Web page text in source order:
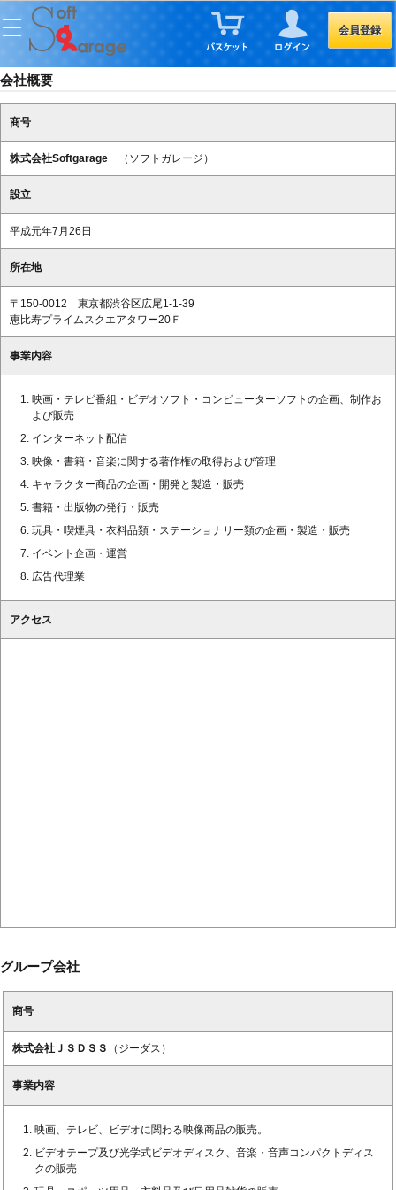
会員登録
会社概要
商号
株式会社Softgarage （ソフトガレージ）
設立
平成元年7月26日
所在地
〒150-0012 東京都渋谷区広尾1-1-39
恵比寿プライムスクエアタワー20Ｆ
事業内容
映画・テレビ番組・ビデオソフト・コンピューターソフトの企画、制作お
よび販売
インターネット配信
映像・書籍・音楽に関する著作権の取得および管理
キャラクター商品の企画・開発と製造・販売
書籍・出版物の発行・販売
玩具・喫煙具・衣料品類・ステーショナリー類の企画・製造・販売
イベント企画・運営
広告代理業
アクセス
グループ会社
商号
株式会社ＪＳＤＳＳ （ジーダス）
事業内容
映画、テレビ、ビデオに関わる映像商品の販売。
ビデオテープ及び光学式ビデオディスク、音楽・音声コンパクトディス
クの販売